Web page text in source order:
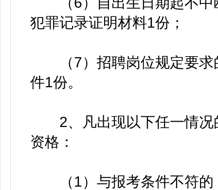
犯罪记录证明材料1份；
（7）招聘岗位规定要求
件1份。
2、凡出现以下任一情况
资格：
（1）与报考条件不符的